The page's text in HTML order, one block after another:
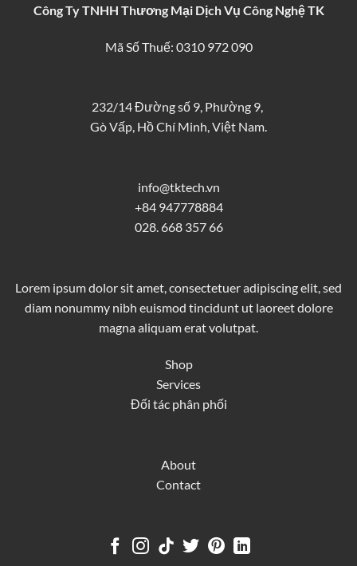
Công Ty TNHH Thương Mại Dịch Vụ Công Nghệ TK
Mã Số Thuế: 0310 972 090
232/14 Đường số 9, Phường 9,
Gò Vấp, Hồ Chí Minh, Việt Nam.
info@tktech.vn
+84 947778884
028. 668 357 66
Lorem ipsum dolor sit amet, consectetuer adipiscing elit, sed
diam nonummy nibh euismod tincidunt ut laoreet dolore
magna aliquam erat volutpat.
Shop
Services
Đối tác phân phối
About
Contact